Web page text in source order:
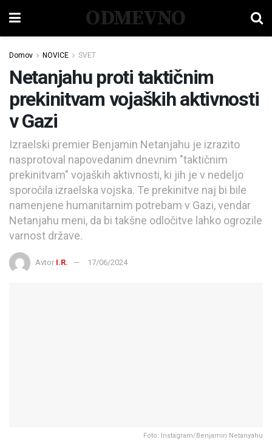
ODMEVNO
Domov NOVICE SVET
Netanjahu proti taktičnim
prekinitvam vojaških aktivnosti
v Gazi
Izraelski premier Benjamin Netanjahu je izrazito
nasprotoval napovedanim dnevnim "taktičnim
prekinitvam" vojaških aktivnosti, ki jih je v nedeljo
sporočila izraelska vojska. Te prekinitve naj bi bile
namenjene humanitarnim potrebam v Gazi, vendar
Netanjahu meni, da bi takšne odločitve lahko ogrozile
varnost države.
Avtor I.R. 17/06/2024
Foto: Instagram/Benjamin Netanyahu